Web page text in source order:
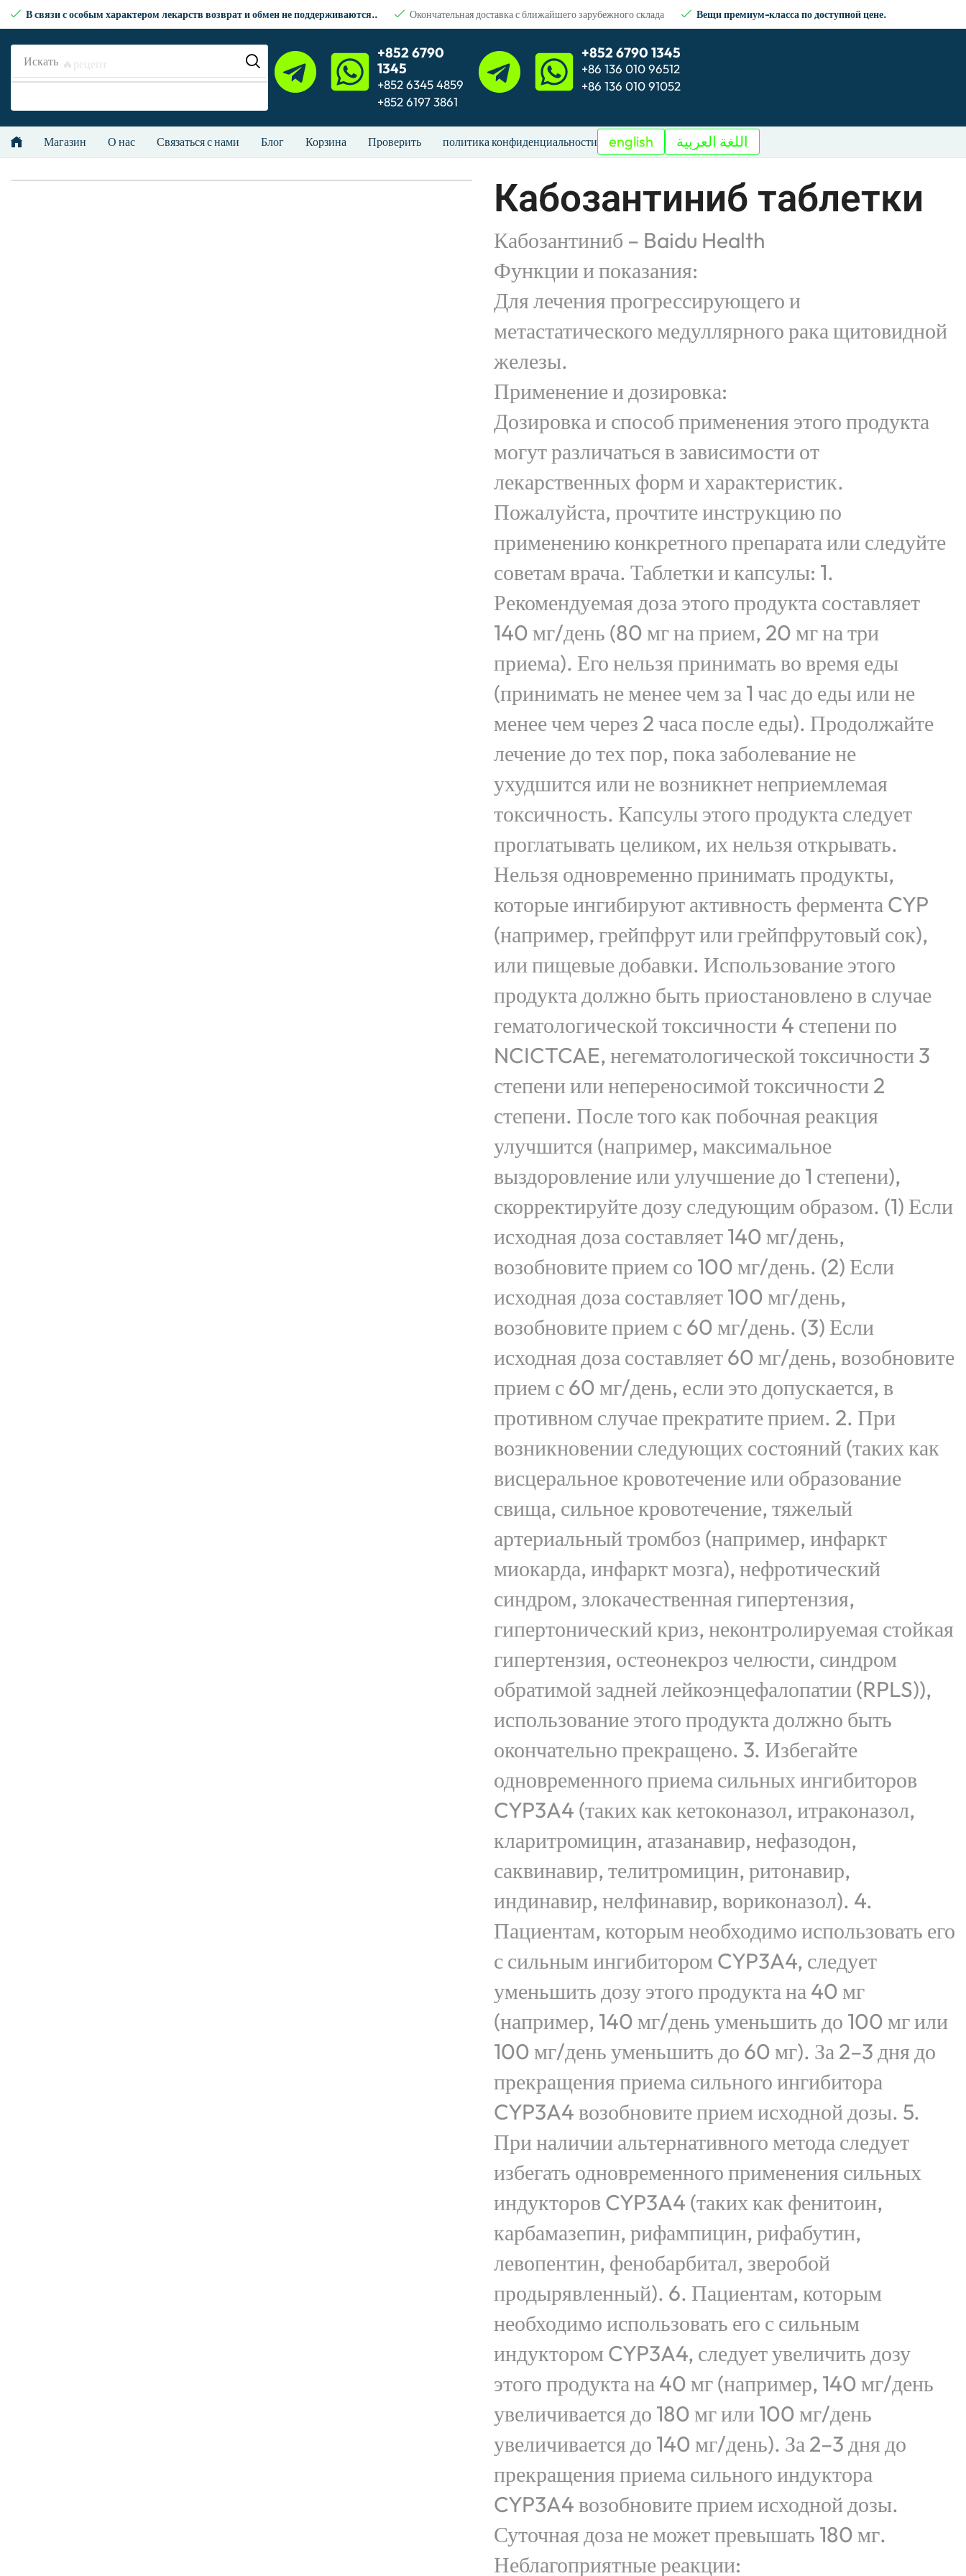
В связи с особым характером лекарств возврат и обмен не поддерживаются.. Окончательная доставка с ближайшего зарубежного склада Вещи премиум-класса по доступной цене.
Искать 🔥рецепт
+852 6790
1345
+852 6345 4859
+852 6197 3861
+852 6790 1345
+86 136 010 96512
+86 136 010 91052
Магазин О нас Связаться с нами Блог Корзина Проверить политика конфиденциальности english اللغة العربية
Кабозантиниб таблетки
Кабозантиниб – Baidu Health
Функции и показания:
Для лечения прогрессирующего и
метастатического медуллярного рака щитовидной
железы.
Применение и дозировка:
Дозировка и способ применения этого продукта
могут различаться в зависимости от
лекарственных форм и характеристик.
Пожалуйста, прочтите инструкцию по
применению конкретного препарата или следуйте
советам врача. Таблетки и капсулы: 1.
Рекомендуемая доза этого продукта составляет
140 мг/день (80 мг на прием, 20 мг на три
приема). Его нельзя принимать во время еды
(принимать не менее чем за 1 час до еды или не
менее чем через 2 часа после еды). Продолжайте
лечение до тех пор, пока заболевание не
ухудшится или не возникнет неприемлемая
токсичность. Капсулы этого продукта следует
проглатывать целиком, их нельзя открывать.
Нельзя одновременно принимать продукты,
которые ингибируют активность фермента CYP
(например, грейпфрут или грейпфрутовый сок),
или пищевые добавки. Использование этого
продукта должно быть приостановлено в случае
гематологической токсичности 4 степени по
NCICTCAE, негематологической токсичности 3
степени или непереносимой токсичности 2
степени. После того как побочная реакция
улучшится (например, максимальное
выздоровление или улучшение до 1 степени),
скорректируйте дозу следующим образом. (1) Если
исходная доза составляет 140 мг/день,
возобновите прием со 100 мг/день. (2) Если
исходная доза составляет 100 мг/день,
возобновите прием с 60 мг/день. (3) Если
исходная доза составляет 60 мг/день, возобновите
прием с 60 мг/день, если это допускается, в
противном случае прекратите прием. 2. При
возникновении следующих состояний (таких как
висцеральное кровотечение или образование
свища, сильное кровотечение, тяжелый
артериальный тромбоз (например, инфаркт
миокарда, инфаркт мозга), нефротический
синдром, злокачественная гипертензия,
гипертонический криз, неконтролируемая стойкая
гипертензия, остеонекроз челюсти, синдром
обратимой задней лейкоэнцефалопатии (RPLS)),
использование этого продукта должно быть
окончательно прекращено. 3. Избегайте
одновременного приема сильных ингибиторов
CYP3A4 (таких как кетоконазол, итраконазол,
кларитромицин, атазанавир, нефазодон,
саквинавир, телитромицин, ритонавир,
индинавир, нелфинавир, вориконазол). 4.
Пациентам, которым необходимо использовать его
с сильным ингибитором CYP3A4, следует
уменьшить дозу этого продукта на 40 мг
(например, 140 мг/день уменьшить до 100 мг или
100 мг/день уменьшить до 60 мг). За 2–3 дня до
прекращения приема сильного ингибитора
CYP3A4 возобновите прием исходной дозы. 5.
При наличии альтернативного метода следует
избегать одновременного применения сильных
индукторов CYP3A4 (таких как фенитоин,
карбамазепин, рифампицин, рифабутин,
левопентин, фенобарбитал, зверобой
продырявленный). 6. Пациентам, которым
необходимо использовать его с сильным
индуктором CYP3A4, следует увеличить дозу
этого продукта на 40 мг (например, 140 мг/день
увеличивается до 180 мг или 100 мг/день
увеличивается до 140 мг/день). За 2–3 дня до
прекращения приема сильного индуктора
CYP3A4 возобновите прием исходной дозы.
Суточная доза не может превышать 180 мг.
Неблагоприятные реакции: